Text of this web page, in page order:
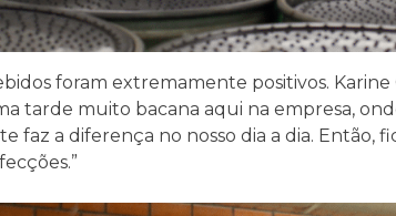
foram extremamente positivos.
tarde muito bacana aqui na empresa,
faz a diferença no nosso dia a dia. Então,